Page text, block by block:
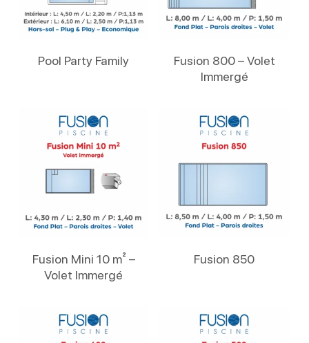
Pool Party Family
Fusion 800 – Volet
Immergé
Fusion Mini 10 m² –
Volet Immergé
Fusion 850